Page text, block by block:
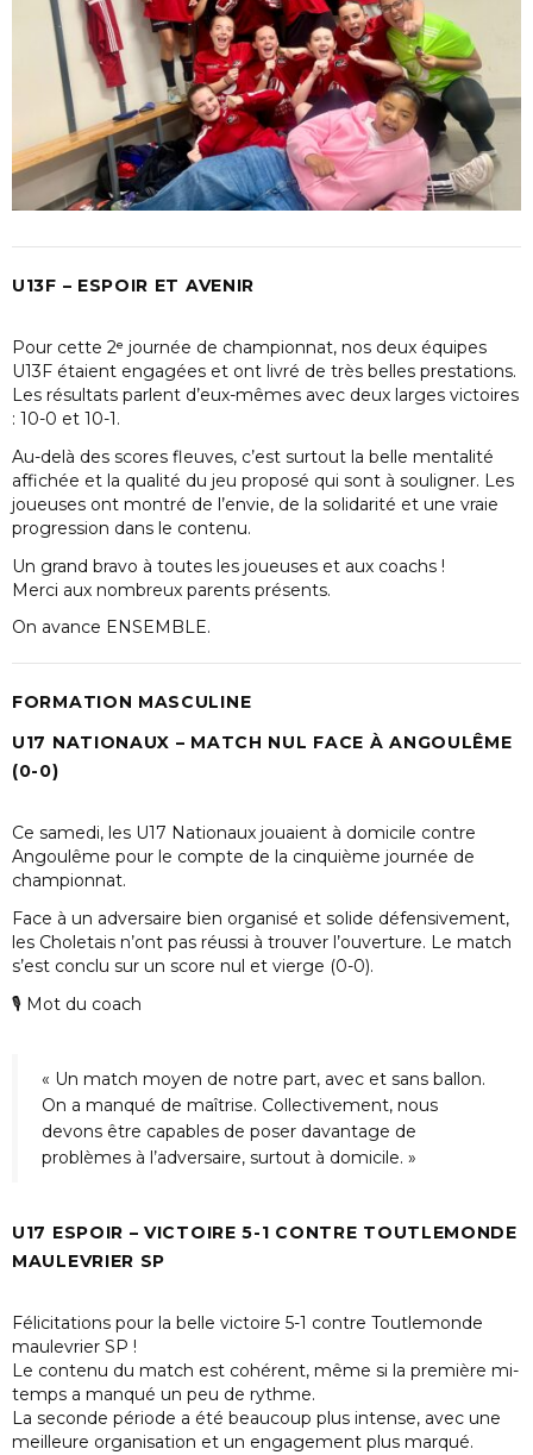
U13F – ESPOIR ET AVENIR
Pour cette 2ᵉ journée de championnat, nos deux équipes
U13F étaient engagées et ont livré de très belles prestations.
Les résultats parlent d’eux-mêmes avec deux larges victoires
: 10-0 et 10-1.
Au-delà des scores fleuves, c’est surtout la belle mentalité
affichée et la qualité du jeu proposé qui sont à souligner. Les
joueuses ont montré de l’envie, de la solidarité et une vraie
progression dans le contenu.
Un grand bravo à toutes les joueuses et aux coachs !
Merci aux nombreux parents présents.
On avance ENSEMBLE.
FORMATION MASCULINE
U17 NATIONAUX – MATCH NUL FACE À ANGOULÊME
(0-0)
Ce samedi, les U17 Nationaux jouaient à domicile contre
Angoulême pour le compte de la cinquième journée de
championnat.
Face à un adversaire bien organisé et solide défensivement,
les Choletais n’ont pas réussi à trouver l’ouverture. Le match
s’est conclu sur un score nul et vierge (0-0).
🎙 Mot du coach
« Un match moyen de notre part, avec et sans ballon.
On a manqué de maîtrise. Collectivement, nous
devons être capables de poser davantage de
problèmes à l’adversaire, surtout à domicile. »
U17 ESPOIR – VICTOIRE 5-1 CONTRE TOUTLEMONDE
MAULEVRIER SP
Félicitations pour la belle victoire 5-1 contre Toutlemonde
maulevrier SP !
Le contenu du match est cohérent, même si la première mi-
temps a manqué un peu de rythme.
La seconde période a été beaucoup plus intense, avec une
meilleure organisation et un engagement plus marqué.